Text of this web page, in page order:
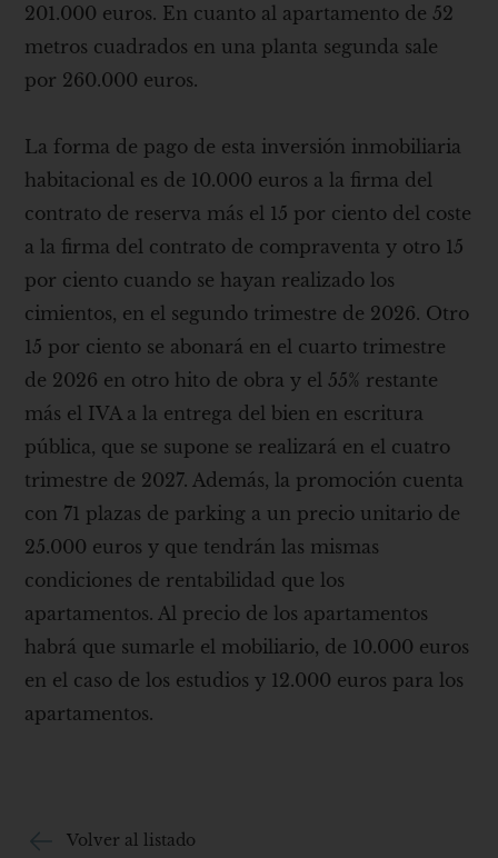
201.000 euros. En cuanto al apartamento de 52
metros cuadrados en una planta segunda sale
por 260.000 euros.
La forma de pago de esta inversión inmobiliaria
habitacional es de 10.000 euros a la firma del
contrato de reserva más el 15 por ciento del coste
a la firma del contrato de compraventa y otro 15
por ciento cuando se hayan realizado los
cimientos, en el segundo trimestre de 2026. Otro
15 por ciento se abonará en el cuarto trimestre
de 2026 en otro hito de obra y el 55% restante
más el IVA a la entrega del bien en escritura
pública, que se supone se realizará en el cuatro
trimestre de 2027. Además, la promoción cuenta
con 71 plazas de parking a un precio unitario de
25.000 euros y que tendrán las mismas
condiciones de rentabilidad que los
apartamentos. Al precio de los apartamentos
habrá que sumarle el mobiliario, de 10.000 euros
en el caso de los estudios y 12.000 euros para los
apartamentos.
Volver al listado